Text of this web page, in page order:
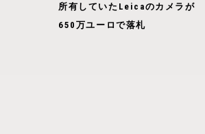
所有していたLeicaのカメラが
650万ユーロで落札